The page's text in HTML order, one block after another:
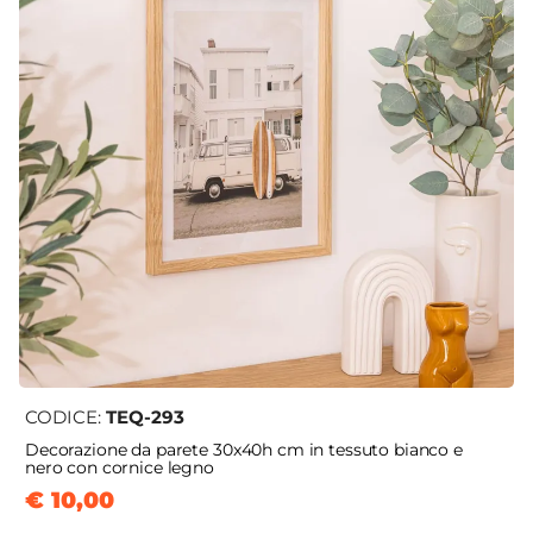
CODICE: TEQ-293
Decorazione da parete 30x40h cm in tessuto bianco e
nero con cornice legno
€ 10,00